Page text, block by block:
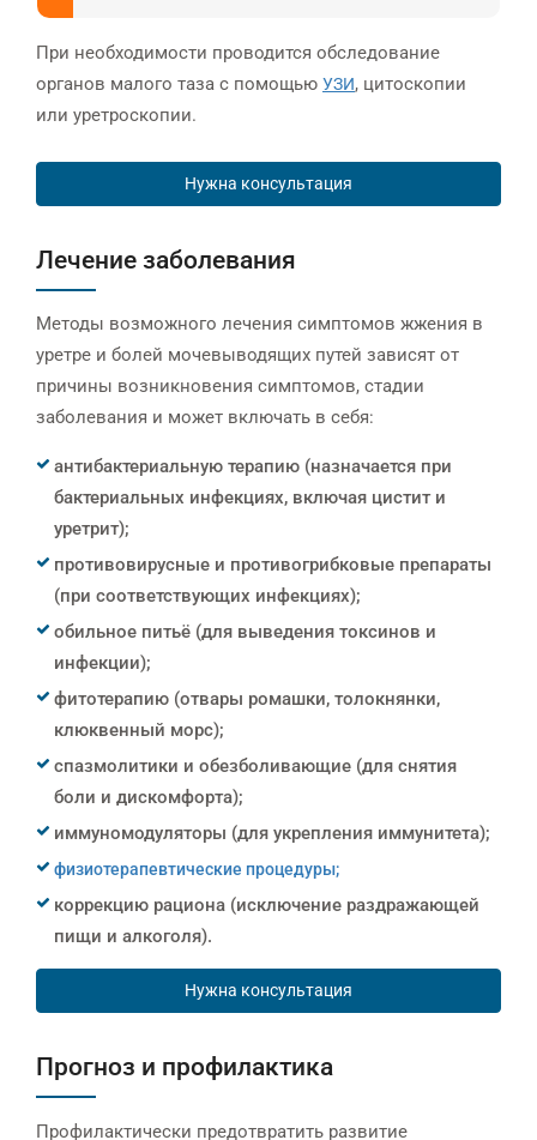
При необходимости проводится обследование
органов малого таза с помощью УЗИ, цитоскопии
или уретроскопии.
Нужна консультация
Лечение заболевания
Методы возможного лечения симптомов жжения в
уретре и болей мочевыводящих путей зависят от
причины возникновения симптомов, стадии
заболевания и может включать в себя:
антибактериальную терапию (назначается при
бактериальных инфекциях, включая цистит и
уретрит);
противовирусные и противогрибковые препараты
(при соответствующих инфекциях);
обильное питьё (для выведения токсинов и
инфекции);
фитотерапию (отвары ромашки, толокнянки,
клюквенный морс);
спазмолитики и обезболивающие (для снятия
боли и дискомфорта);
иммуномодуляторы (для укрепления иммунитета);
физиотерапевтические процедуры;
коррекцию рациона (исключение раздражающей
пищи и алкоголя).
Нужна консультация
Прогноз и профилактика
Профилактически предотвратить развитие